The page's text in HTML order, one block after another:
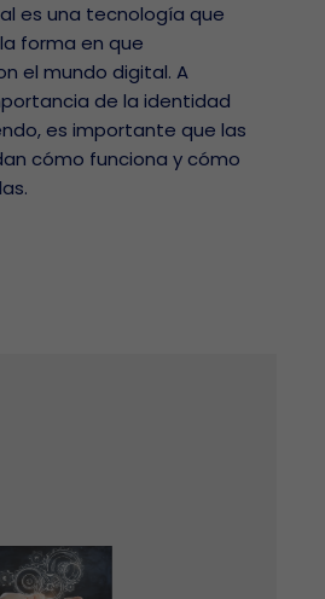
es una tecnología que
forma en que
el mundo digital. A
de la identidad
es importante que las
cómo funciona y cómo